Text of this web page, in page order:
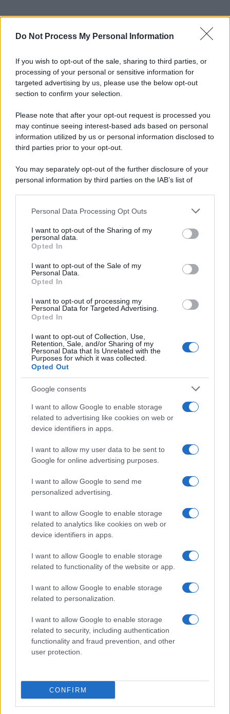
Do Not Process My Personal Information
If you wish to opt-out of the sale, sharing to third parties, or
processing of your personal or sensitive information for
targeted advertising by us, please use the below opt-out
section to confirm your selection.
Please note that after your opt-out request is processed you
may continue seeing interest-based ads based on personal
information utilized by us or personal information disclosed to
third parties prior to your opt-out.
You may separately opt-out of the further disclosure of your
personal information by third parties on the IAB’s list of
This information may also be disclosed by us to third parties
disclose it to other third parties.
Please note that this website/app uses one or more Google
services and may gather and store information including but
not limited to your visit or usage behaviour. You may click to
grant or deny consent to Google and its third-party tags to
consent section.
Personal Data Processing Opt Outs
I want to opt-out of the Sharing of my
personal data.
Opted In
I want to opt-out of the Sale of my
Personal Data.
Opted In
I want to opt-out of processing my
Personal Data for Targeted Advertising.
Opted In
I want to opt-out of Collection, Use,
Retention, Sale, and/or Sharing of my
Personal Data that Is Unrelated with the
Purposes for which it was collected.
Opted Out
Google consents
I want to allow Google to enable storage
related to advertising like cookies on web or
device identifiers in apps.
I want to allow my user data to be sent to
Google for online advertising purposes.
I want to allow Google to send me
personalized advertising.
I want to allow Google to enable storage
related to analytics like cookies on web or
device identifiers in apps.
I want to allow Google to enable storage
related to functionality of the website or app.
I want to allow Google to enable storage
related to personalization.
I want to allow Google to enable storage
related to security, including authentication
functionality and fraud prevention, and other
user protection.
CONFIRM